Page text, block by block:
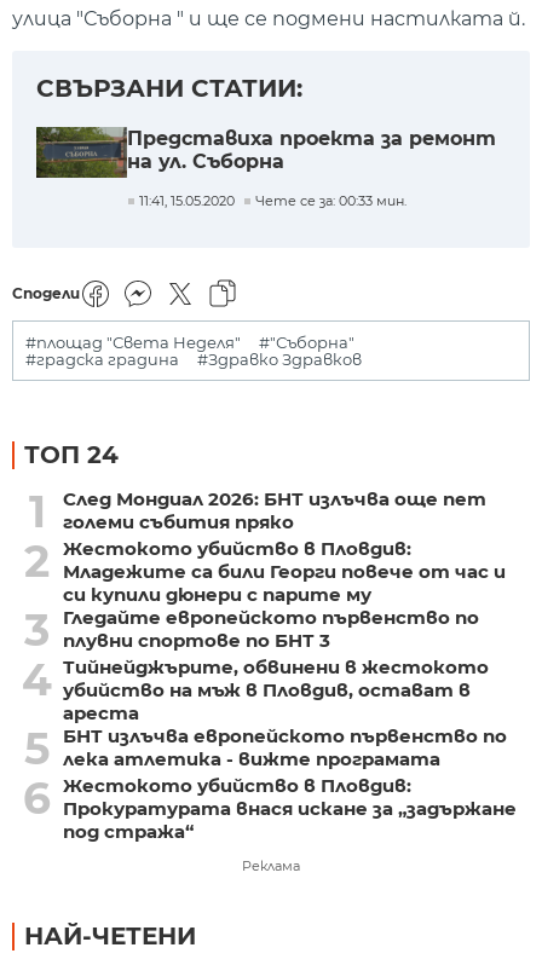
улица "Съборна " и ще се подмени настилката й.
СВЪРЗАНИ СТАТИИ:
Представиха проекта за ремонт
на ул. Съборна
11:41, 15.05.2020 Чете се за: 00:33 мин.
Сподели
#площад "Света Неделя"
#"Съборна"
#градска градина
#Здравко Здравков
ТОП 24
1
След Мондиал 2026: БНТ излъчва още пет
големи събития пряко
2
Жестокото убийство в Пловдив:
Младежите са били Георги повече от час и
си купили дюнери с парите му
3
Гледайте европейското първенство по
плувни спортове по БНТ 3
4 Тийнейджърите, обвинени в жестокото
убийство на мъж в Пловдив, остават в
ареста
5
БНТ излъчва европейското първенство по
лека атлетика - вижте програмата
6 Жестокото убийство в Пловдив:
Прокуратурата внася искане за „задържане
под стража“
Реклама
НАЙ-ЧЕТЕНИ